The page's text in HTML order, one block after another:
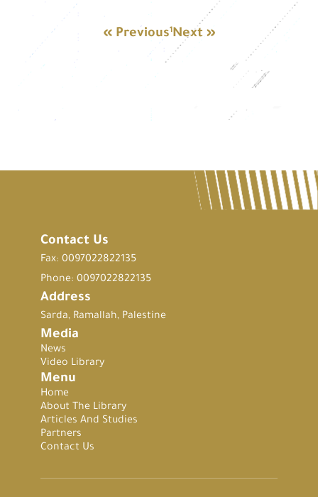
« Previous1Next »
Menu
Home
About The Library
Articles And Studies
Partners
Contact Us
Media
News
Video Library
Address
Sarda, Ramallah, Palestine
Contact Us
Fax: 0097022822135
Phone: 0097022822135